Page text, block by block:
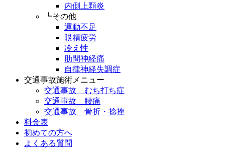
内側上顆炎
┗その他
運動不足
眼精疲労
冷え性
肋間神経痛
自律神経失調症
交通事故施術メニュー
交通事故 むち打ち症
交通事故 腰痛
交通事故 骨折・捻挫
料金表
初めての方へ
よくある質問